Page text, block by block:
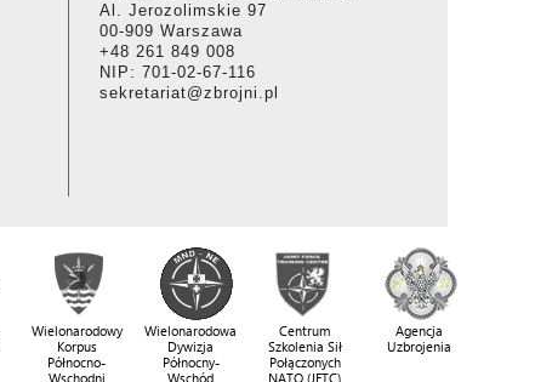
Al. Jerozolimskie 97
00-909 Warszawa
+48 261 849 008
NIP: 701-02-67-116
sekretariat@zbrojni.pl
Wielonarodowy
Korpus
Północno-
Wschodni
Wielonarodowa
Dywizja
Północny-
Wschód
Centrum
Szkolenia Sił
Połączonych
NATO (JFTC)
Agencja
Uzbrojenia